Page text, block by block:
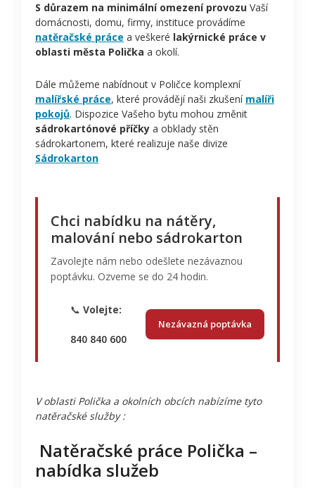
S důrazem na minimální omezení provozu Vaší
domácnosti, domu, firmy, instituce provádíme
natěračské práce a veškeré lakýrnické práce v
oblasti města Polička a okolí.
Dále můžeme nabídnout v Poličce komplexní
malířské práce, které provádějí naši zkušení malíři
pokojů. Dispozice Vašeho bytu mohou změnit
sádrokartónové příčky a obklady stěn
sádrokartonem, které realizuje naše divize
Sádrokarton
Chci nabídku na nátěry,
malování nebo sádrokarton
Zavolejte nám nebo odešlete nezávaznou
poptávku. Ozveme se do 24 hodin.
📞 Volejte:
840 840 600
Nezávazná poptávka
V oblasti Polička a okolních obcích nabízíme tyto
natěračské služby :
Natěračské práce Polička –
nabídka služeb